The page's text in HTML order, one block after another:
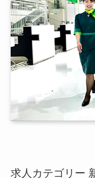
求人カテゴリー